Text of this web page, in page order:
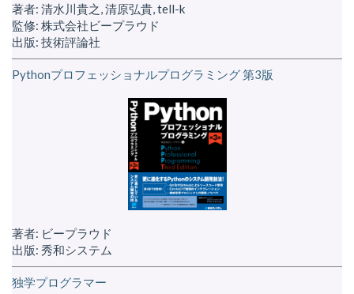
著者: 清水川貴之, 清原弘貴, tell-k
監修: 株式会社ビープラウド
出版: 技術評論社
Pythonプロフェッショナルプログラミング 第3版
著者: ビープラウド
出版: 秀和システム
独学プログラマー